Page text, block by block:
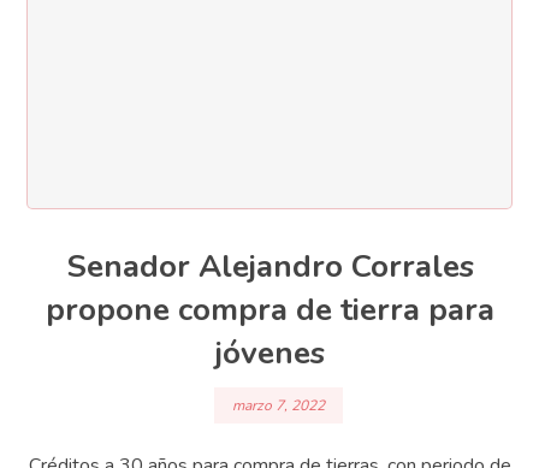
Senador Alejandro Corrales
propone compra de tierra para
jóvenes
marzo 7, 2022